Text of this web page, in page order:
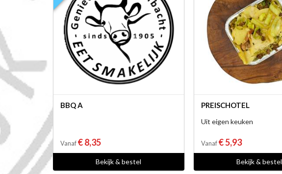
BBQ A
Vanaf € 8,35
Bekijk & bestel
PREISCHOTEL
Uit eigen keuken
Vanaf € 5,93
Bekijk & bestel